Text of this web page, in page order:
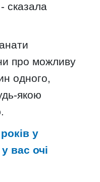
про можливу
одного,
якою
у
вас очі